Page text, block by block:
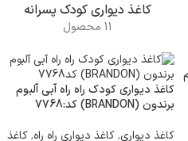
کاغذ دیواری کودک پسرانه
11 محصول
کاغذ دیواری کودک راه راه آبی آلبوم
برندون (BRANDON) کد:7768
کاغذ دیواری,کاغذ دیواری راه راه,کاغذ